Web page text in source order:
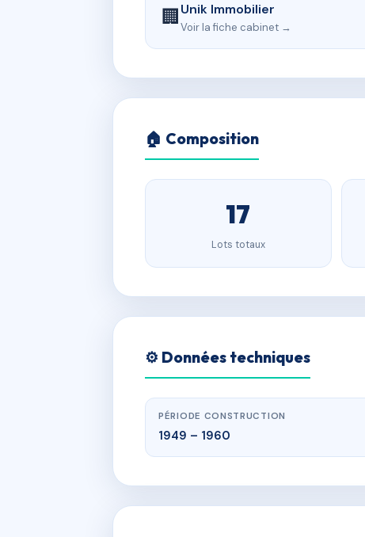
🏢Unik Immobilier
Voir la fiche cabinet →
🏠 Composition
17
Lots totaux
⚙️ Données techniques
PÉRIODE CONSTRUCTION
1949 – 1960